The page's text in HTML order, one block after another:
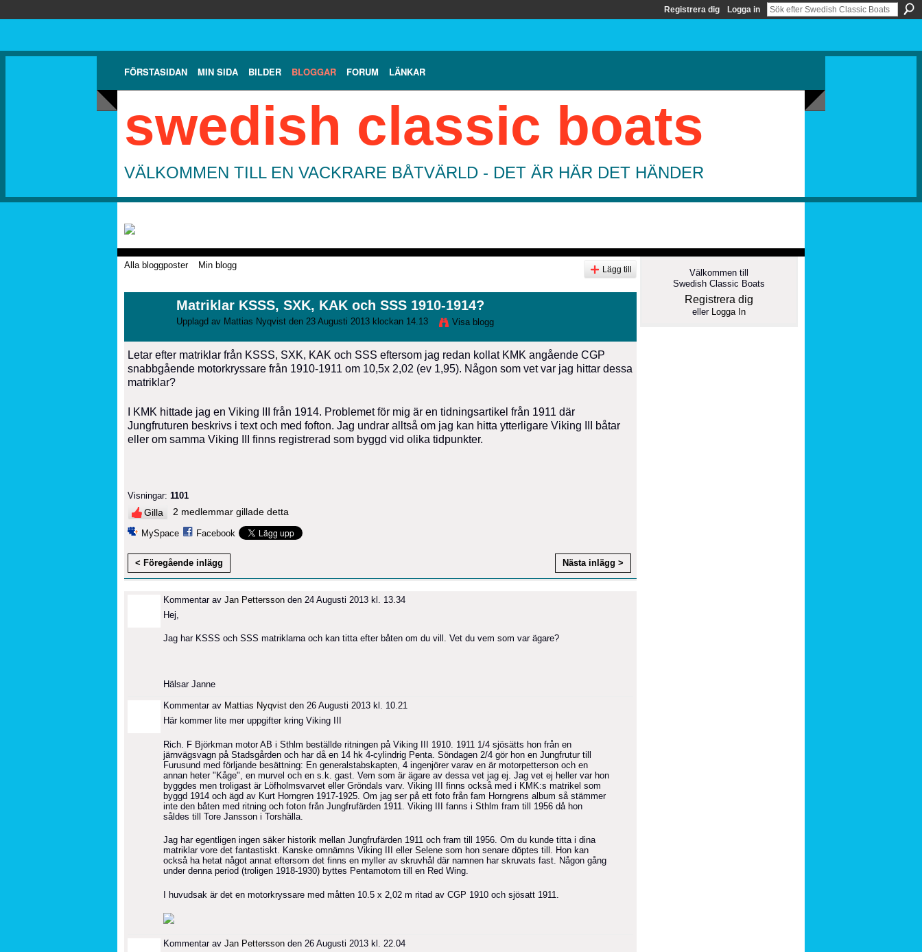
Registrera dig Logga in
FÖRSTASIDAN MIN SIDA BILDER BLOGGAR FORUM LÄNKAR
swedish classic boats
VÄLKOMMEN TILL EN VACKRARE BÅTVÄRLD - DET ÄR HÄR DET HÄNDER
Alla bloggposter Min blogg Lägg till
Matriklar KSSS, SXK, KAK och SSS 1910-1914?
Upplagd av Mattias Nyqvist den 23 Augusti 2013 klockan 14.13 Visa blogg
Letar efter matriklar från KSSS, SXK, KAK och SSS eftersom jag redan kollat KMK angående CGP
snabbgående motorkryssare från 1910-1911 om 10,5x 2,02 (ev 1,95). Någon som vet var jag hittar dessa
matriklar?
I KMK hittade jag en Viking III från 1914. Problemet för mig är en tidningsartikel från 1911 där
Jungfruturen beskrivs i text och med fofton. Jag undrar alltså om jag kan hitta ytterligare Viking III båtar
eller om samma Viking III finns registrerad som byggd vid olika tidpunkter.
Visningar: 1101
Gilla 2 medlemmar gillade detta
MySpace Facebook
< Föregående inlägg Nästa inlägg >
Kommentar av Jan Pettersson den 24 Augusti 2013 kl. 13.34
Hej,
Jag har KSSS och SSS matriklarna och kan titta efter båten om du vill. Vet du vem som var ägare?
Hälsar Janne
Kommentar av Mattias Nyqvist den 26 Augusti 2013 kl. 10.21
Här kommer lite mer uppgifter kring Viking III
Rich. F Björkman motor AB i Sthlm beställde ritningen på Viking III 1910. 1911 1/4 sjösätts hon från en
järnvägsvagn på Stadsgården och har då en 14 hk 4-cylindrig Penta. Söndagen 2/4 gör hon en Jungfrutur till
Furusund med förljande besättning: En generalstabskapten, 4 ingenjörer varav en är motorpetterson och en
annan heter "Kåge", en murvel och en s.k. gast. Vem som är ägare av dessa vet jag ej. Jag vet ej heller var hon
byggdes men troligast är Löfholmsvarvet eller Gröndals varv. Viking III finns också med i KMK:s matrikel som
byggd 1914 och ägd av Kurt Horngren 1917-1925. Om jag ser på ett foto från fam Horngrens album så stämmer
inte den båten med ritning och foton från Jungfrufärden 1911. Viking III fanns i Sthlm fram till 1956 då hon
såldes till Tore Jansson i Torshälla.
Jag har egentligen ingen säker historik mellan Jungfrufärden 1911 och fram till 1956. Om du kunde titta i dina
matriklar vore det fantastiskt. Kanske omnämns Viking III eller Selene som hon senare döptes till. Hon kan
också ha hetat något annat eftersom det finns en myller av skruvhål där namnen har skruvats fast. Någon gång
under denna period (troligen 1918-1930) byttes Pentamotorn till en Red Wing.
I huvudsak är det en motorkryssare med måtten 10.5 x 2,02 m ritad av CGP 1910 och sjösatt 1911.
Kommentar av Jan Pettersson den 26 Augusti 2013 kl. 22.04
Välkommen till
Swedish Classic Boats
Registrera dig
eller Logga In